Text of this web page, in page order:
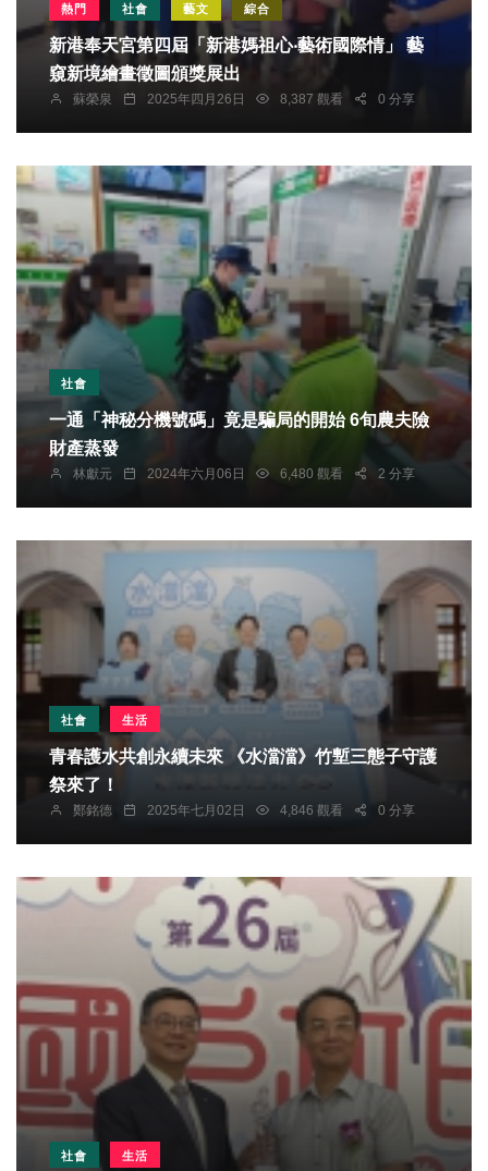
熱門 社會 藝文 綜合
新港奉天宮第四屆「新港媽祖心‧藝術國際情」 藝
窺新境繪畫徵圖頒獎展出
蘇榮泉 2025年四月26日 8,387 觀看 0 分享
社會
一通「神秘分機號碼」竟是騙局的開始 6旬農夫險
財產蒸發
林獻元 2024年六月06日 6,480 觀看 2 分享
社會 生活
青春護水共創永續未來 《水澢澢》竹塹三態子守護
祭來了！
鄭銘德 2025年七月02日 4,846 觀看 0 分享
社會 生活